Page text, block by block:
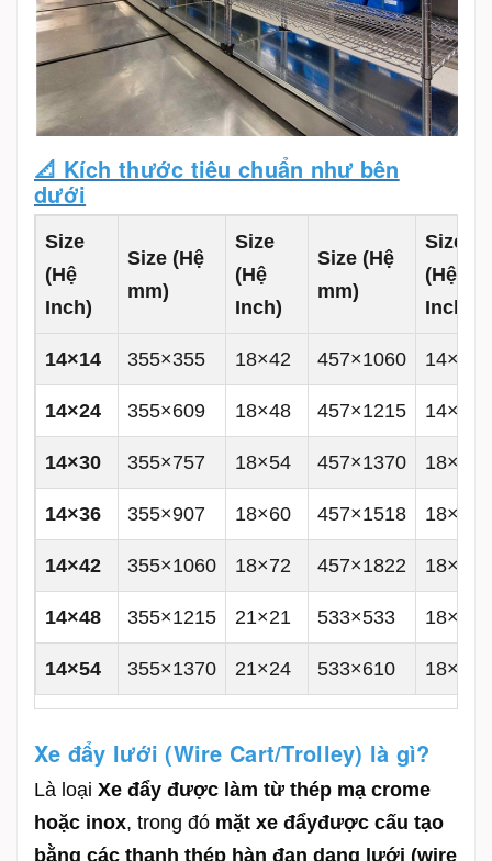
📐 Kích thước tiêu chuẩn như bên
dưới
Size
(Hệ
Inch)
Size (Hệ
mm)
Size
(Hệ
Inch)
Size (Hệ
mm)
Size
(Hệ
Inch)
14×14 355×355 18×42 457×1060 14×60
14×24 355×609 18×48 457×1215 14×72
14×30 355×757 18×54 457×1370 18×18
14×36 355×907 18×60 457×1518 18×24
14×42 355×1060 18×72 457×1822 18×30
14×48 355×1215 21×21 533×533 18×36
14×54 355×1370 21×24 533×610 18×42
Xe đẩy lưới (Wire Cart/Trolley) là gì?
Là loại Xe đẩy được làm từ thép mạ crome
hoặc inox, trong đó mặt xe đẩyđược cấu tạo
bằng các thanh thép hàn đan dạng lưới (wire